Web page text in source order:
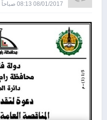
08/01/2017 08:13 صباحاً